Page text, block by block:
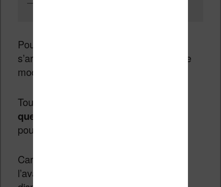
Pour bien comprendre l’intérêt il faut
s’arrêter un moment sur le prix et sur le
mode de publication.
Tout d’abord,
que 3€ par mois
pour ce type de service.
Car, même si vous ne savez pas à
l’avance les albums qui seront